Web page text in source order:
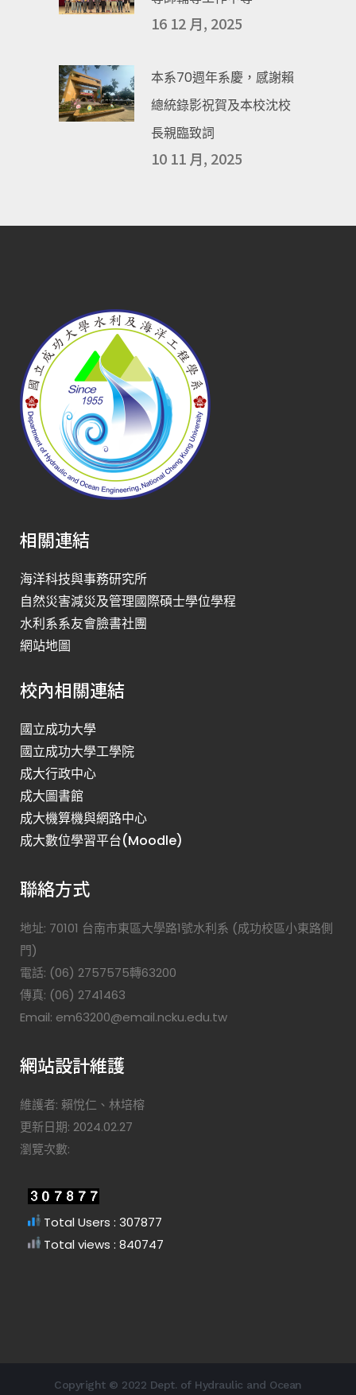
16 12 月, 2025
本系70週年系慶，感謝賴
總統錄影祝賀及本校沈校
長親臨致詞
10 11 月, 2025
相關連結
海洋科技與事務研究所
自然災害減災及管理國際碩士學位學程
水利系系友會臉書社團
網站地圖
校內相關連結
國立成功大學
國立成功大學工學院
成大行政中心
成大圖書館
成大機算機與網路中心
成大數位學習平台(Moodle)
聯絡方式
地址: 70101 台南市東區大學路1號水利系 (成功校區小東路側
門)
電話: (06) 2757575轉63200
傳真: (06) 2741463
Email: em63200@email.ncku.edu.tw
網站設計維護
維護者: 賴悅仁、林培榕
更新日期: 2024.02.27
瀏覽次數:
Total Users : 307877
Total views : 840747
Copyright © 2022 Dept. of Hydraulic and Ocean